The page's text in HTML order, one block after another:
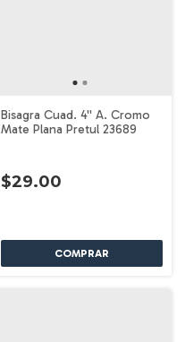
Bisagra Cuad. 4'' A. Cromo
Mate Plana Pretul 23689
$29.00